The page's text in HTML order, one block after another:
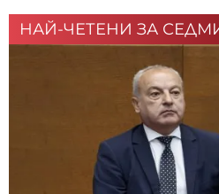
НАЙ-ЧЕТЕНИ ЗА